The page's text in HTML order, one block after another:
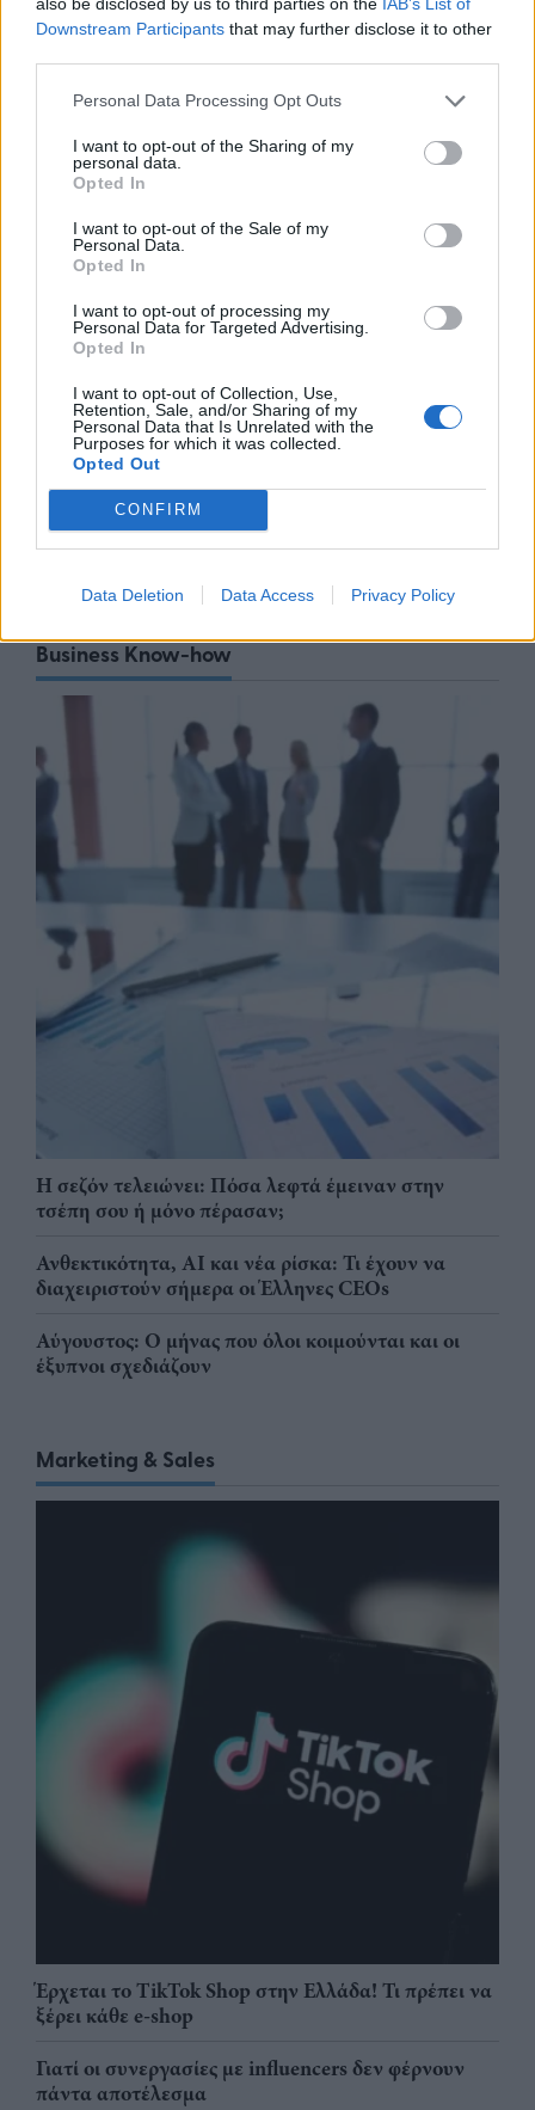
Downstream Participants that may further disclose it to other
Personal Data Processing Opt Outs
I want to opt-out of the Sharing of my
personal data.
Opted In
I want to opt-out of the Sale of my
Personal Data.
Opted In
I want to opt-out of processing my
Personal Data for Targeted Advertising.
Opted In
I want to opt-out of Collection, Use,
Retention, Sale, and/or Sharing of my
Personal Data that Is Unrelated with the
Purposes for which it was collected.
Opted Out
CONFIRM
Data Deletion Data Access Privacy Policy
δισ. δολαρίων - Η δήλωση του Sir
πλατφόρμα myBusinessSupport
06/08/26|18:07
δραστηριότητά του στην ΑΙ με
την απόκτηση πλειοψηφικού
06/08/26|17:45
ΕΥΑΘ: Αποκτά νέες
στη Χαλκιδική
06/08/26
Business Know-how
Η σεζόν τελειώνει: Πόσα λεφτά έμειναν στην
τσέπη σου ή μόνο πέρασαν;
Ανθεκτικότητα, AI και νέα ρίσκα: Τι έχουν να
διαχειριστούν σήμερα οι Έλληνες CEOs
Αύγουστος: Ο μήνας που όλοι κοιμούνται και οι
έξυπνοι σχεδιάζουν
Marketing & Sales
Έρχεται το TikTok Shop στην Ελλάδα! Τι πρέπει να
ξέρει κάθε e-shop
Γιατί οι συνεργασίες με influencers δεν φέρνουν
πάντα αποτέλεσμα